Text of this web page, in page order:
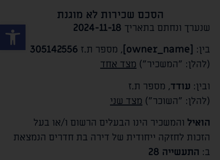
פתח
הסכם שכירות לא מוגנת
שנערך ונחתם בתאריך 2024-11-18
בין: [owner_name] , מספר ת.ז 305142556
(להלן: "המשכיר") מצד אחד
ובין: עודד, מספר ת.ז
(להלן: "השוכר") מצד שני
הואיל והמשכיר הינו הבעלים הרשום ו/או בעל
הזכות לחזקה ייחודית של דירה בת חדרים הנמצאת
ב: התעשייה 28